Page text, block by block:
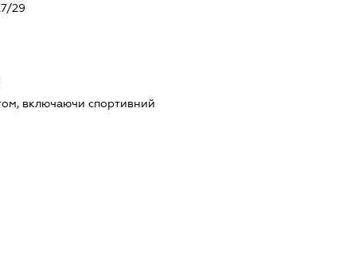
29
включаючи спортивний